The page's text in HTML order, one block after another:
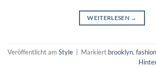
WEITERLESEN →
Veröffentlicht am Style Markiert brooklyn, fashion